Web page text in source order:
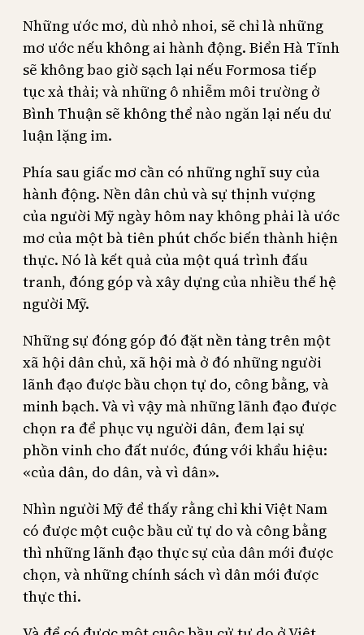
Những ước mơ, dù nhỏ nhoi, sẽ chỉ là những
mơ ước nếu không ai hành động. Biển Hà Tĩnh
sẽ không bao giờ sạch lại nếu Formosa tiếp
tục xả thải; và những ô nhiễm môi trường ở
Bình Thuận sẽ không thể nào ngăn lại nếu dư
luận lặng im.
Phía sau giấc mơ cần có những nghĩ suy của
hành động. Nền dân chủ và sự thịnh vượng
của người Mỹ ngày hôm nay không phải là ước
mơ của một bà tiên phút chốc biến thành hiện
thực. Nó là kết quả của một quá trình đấu
tranh, đóng góp và xây dựng của nhiều thế hệ
người Mỹ.
Những sự đóng góp đó đặt nền tảng trên một
xã hội dân chủ, xã hội mà ở đó những người
lãnh đạo được bầu chọn tự do, công bằng, và
minh bạch. Và vì vậy mà những lãnh đạo được
chọn ra để phục vụ người dân, đem lại sự
phồn vinh cho đất nước, đúng với khẩu hiệu:
«của dân, do dân, và vì dân».
Nhìn người Mỹ để thấy rằng chỉ khi Việt Nam
có được một cuộc bầu cử tự do và công bằng
thì những lãnh đạo thực sự của dân mới được
chọn, và những chính sách vì dân mới được
thực thi.